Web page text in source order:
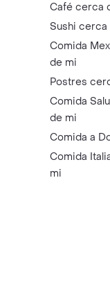
Café cerca
Sushi cerca
Comida
de mi
Postres
Comida
de mi
Comida a
Comida
mi